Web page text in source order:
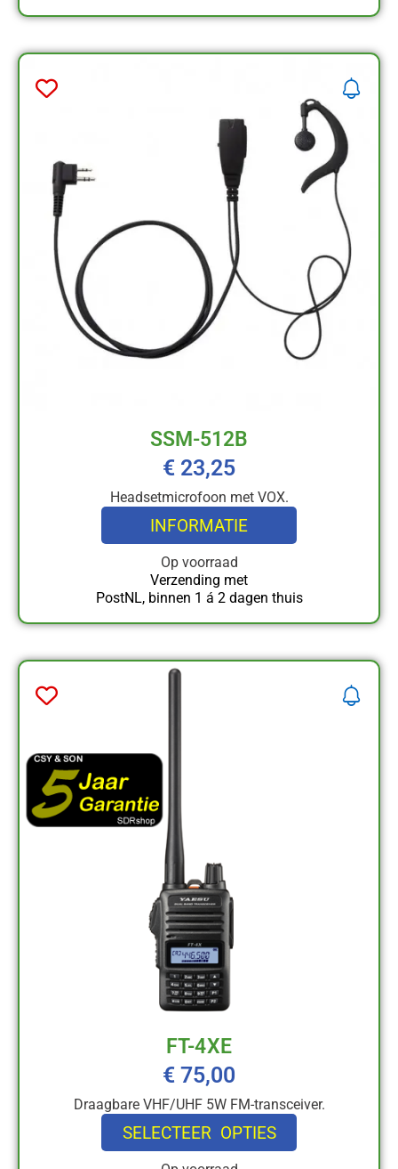
SSM-512B
€ 23,25
Headsetmicrofoon met VOX.
INFORMATIE
Op voorraad
Verzending met
PostNL, binnen 1 á 2 dagen thuis
FT-4XE
€ 75,00
Draagbare VHF/UHF 5W FM-transceiver.
SELECTEER OPTIES